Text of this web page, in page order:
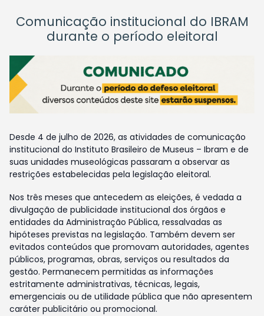
Comunicação institucional do IBRAM
durante o período eleitoral
Desde 4 de julho de 2026, as atividades de comunicação
institucional do Instituto Brasileiro de Museus – Ibram e de
suas unidades museológicas passaram a observar as
restrições estabelecidas pela legislação eleitoral.
Nos três meses que antecedem as eleições, é vedada a
divulgação de publicidade institucional dos órgãos e
entidades da Administração Pública, ressalvadas as
hipóteses previstas na legislação. Também devem ser
evitados conteúdos que promovam autoridades, agentes
públicos, programas, obras, serviços ou resultados da
gestão. Permanecem permitidas as informações
estritamente administrativas, técnicas, legais,
emergenciais ou de utilidade pública que não apresentem
caráter publicitário ou promocional.